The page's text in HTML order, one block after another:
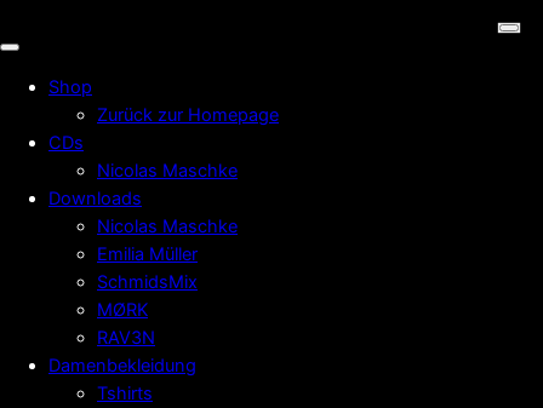
Shop
Zurück zur Homepage
CDs
Nicolas Maschke
Downloads
Nicolas Maschke
Emilia Müller
SchmidsMix
MØRK
RAV3N
Damenbekleidung
Tshirts